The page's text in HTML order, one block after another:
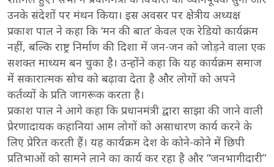
उनके संदेशों पर मंथन किया। इस अवसर पर क्षेत्रीय अध्यक्ष
प्रकाश पाल ने कहा कि ‘मन की बात’ केवल एक रेडियो कार्यक्रम
नहीं, बल्कि राष्ट्र निर्माण की दिशा में जन-जन को जोड़ने वाला एक
सशक्त माध्यम बन चुका है। उन्होंने कहा कि यह कार्यक्रम समाज
में सकारात्मक सोच को बढ़ावा देता है और लोगों को अपने
कर्तव्यों के प्रति जागरूक करता है।
प्रकाश पाल ने आगे कहा कि प्रधानमंत्री द्वारा साझा की जाने वाली
प्रेरणादायक कहानियां आम लोगों को असाधारण कार्य करने के
लिए प्रेरित करती हैं। यह कार्यक्रम देश के कोने-कोने में छिपी
प्रतिभाओं को सामने लाने का कार्य कर रहा है और “जनभागीदारी”